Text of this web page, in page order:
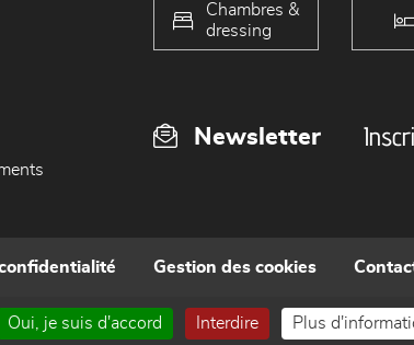
Chambres &
dressing
Newsletter
Gestion des cookies
WEB Enseignes
Oui, je suis d'accord Interdire Plus